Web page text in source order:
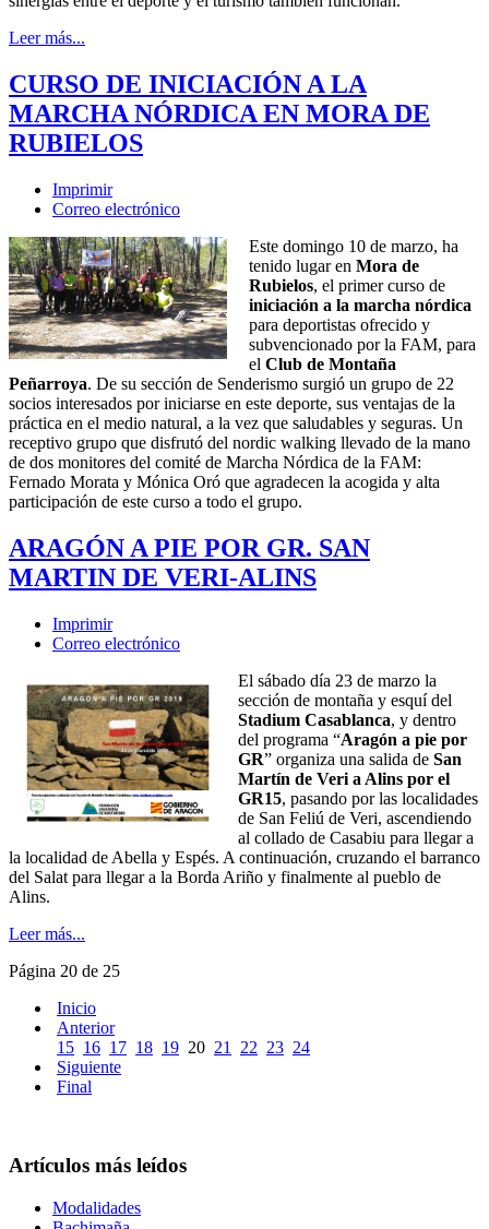
Leer más...
CURSO DE INICIACIÓN A LA
MARCHA NÓRDICA EN MORA DE
RUBIELOS
Imprimir
Correo electrónico
Este domingo 10 de marzo, ha
tenido lugar en Mora de
Rubielos, el primer curso de
iniciación a la marcha nórdica
para deportistas ofrecido y
subvencionado por la FAM, para
el Club de Montaña
Peñarroya. De su sección de Senderismo surgió un grupo de 22
socios interesados por iniciarse en este deporte, sus ventajas de la
práctica en el medio natural, a la vez que saludables y seguras. Un
receptivo grupo que disfrutó del nordic walking llevado de la mano
de dos monitores del comité de Marcha Nórdica de la FAM:
Fernado Morata y Mónica Oró que agradecen la acogida y alta
participación de este curso a todo el grupo.
ARAGÓN A PIE POR GR. SAN
MARTIN DE VERI-ALINS
Imprimir
Correo electrónico
El sábado día 23 de marzo la
sección de montaña y esquí del
Stadium Casablanca, y dentro
del programa “Aragón a pie por
GR” organiza una salida de San
Martín de Veri a Alins por el
GR15, pasando por las localidades
de San Feliú de Veri, ascendiendo
al collado de Casabiu para llegar a
la localidad de Abella y Espés. A continuación, cruzando el barranco
del Salat para llegar a la Borda Ariño y finalmente al pueblo de
Alins.
Leer más...
Página 20 de 25
Inicio
Anterior
15 16 17 18 19 20 21 22 23 24
Siguiente
Final
Artículos más leídos
Modalidades